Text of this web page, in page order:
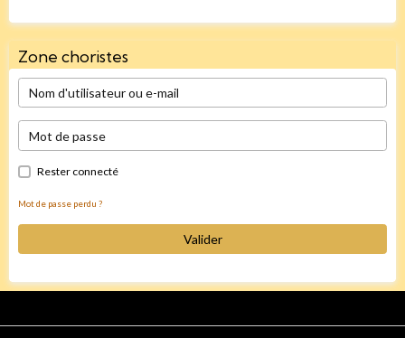
Zone choristes
Rester connecté
Mot de passe perdu ?
Valider